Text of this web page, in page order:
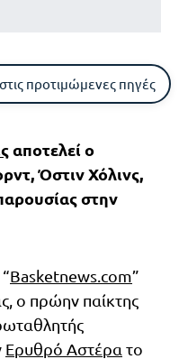
στις προτιμώμενες πηγές
αποτελεί ο
Όστιν Χόλινς,
στην
Basketnews.com”
ο πρώην παίκτης
Ερυθρό Αστέρα το